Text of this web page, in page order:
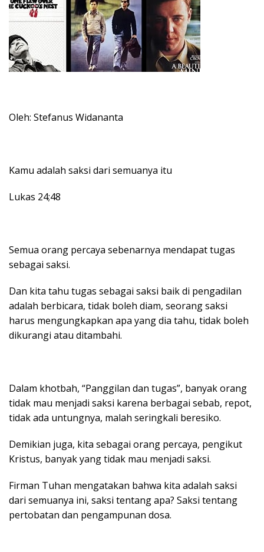
Oleh: Stefanus Widananta
Kamu adalah saksi dari semuanya itu
Lukas 24;48
Semua orang percaya sebenarnya mendapat tugas
sebagai saksi.
Dan kita tahu tugas sebagai saksi baik di pengadilan
adalah berbicara, tidak boleh diam, seorang saksi
harus mengungkapkan apa yang dia tahu, tidak boleh
dikurangi atau ditambahi.
Dalam khotbah, “Panggilan dan tugas”, banyak orang
tidak mau menjadi saksi karena berbagai sebab, repot,
tidak ada untungnya, malah seringkali beresiko.
Demikian juga, kita sebagai orang percaya, pengikut
Kristus, banyak yang tidak mau menjadi saksi.
Firman Tuhan mengatakan bahwa kita adalah saksi
dari semuanya ini, saksi tentang apa? Saksi tentang
pertobatan dan pengampunan dosa.